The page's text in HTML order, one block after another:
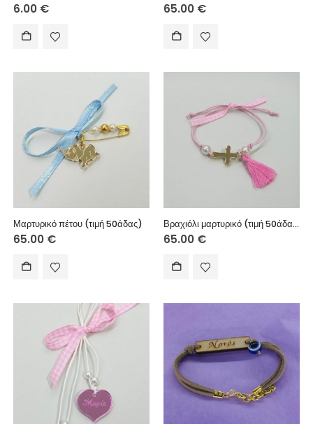
6.00 € 65.00 €
Μαρτυρικό πέτου (τιμή 50άδας)
65.00 €
Βραχιόλι μαρτυρικό (τιμή 50άδας)
65.00 €